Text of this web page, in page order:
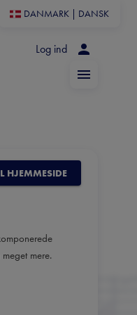
DANMARK DANSK
Log ind
HJEMMESIDE
mere.